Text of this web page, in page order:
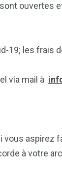
ouvertes
les frais
via mail à
aspirez
à votre